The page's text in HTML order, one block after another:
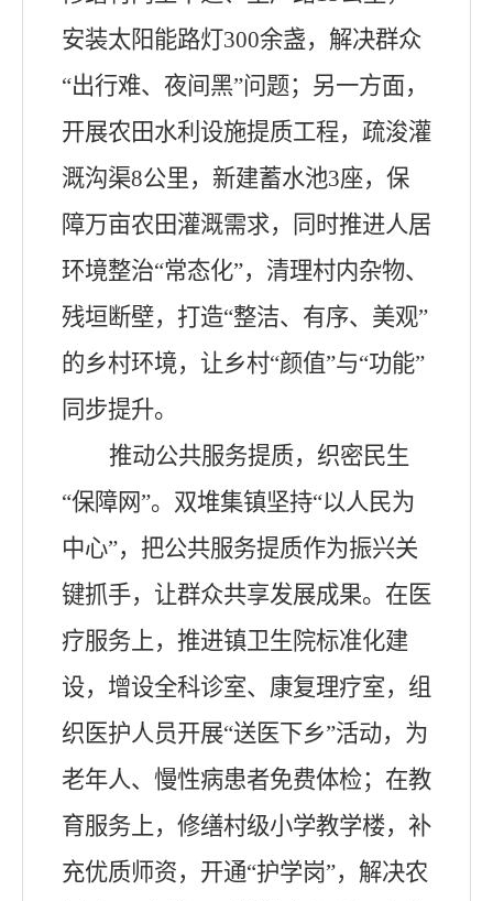
安装太阳能路灯300余盏，解决群众
“出行难、夜间黑”问题；另一方面，
开展农田水利设施提质工程，疏浚灌
溉沟渠8公里，新建蓄水池3座，保
障万亩农田灌溉需求，同时推进人居
环境整治“常态化”，清理村内杂物、
残垣断壁，打造“整洁、有序、美观”
的乡村环境，让乡村“颜值”与“功能”
同步提升。
推动公共服务提质，织密民生
“保障网”。双堆集镇坚持“以人民为
中心”，把公共服务提质作为振兴关
键抓手，让群众共享发展成果。在医
疗服务上，推进镇卫生院标准化建
设，增设全科诊室、康复理疗室，组
织医护人员开展“送医下乡”活动，为
老年人、慢性病患者免费体检；在教
育服务上，修缮村级小学教学楼，补
充优质师资，开通“护学岗”，解决农